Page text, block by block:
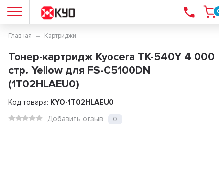
Главная Картриджи
Тонер-картридж Kyocera TK-540Y 4 000
стр. Yellow для FS-C5100DN
(1T02HLAEU0)
Код товара: KYO-1T02HLAEU0
Добавить отзыв
0